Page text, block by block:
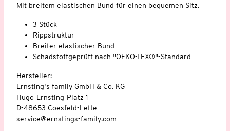
Mit breitem elastischen Bund für einen bequemen Sitz.
3 Stück
Rippstruktur
Breiter elastischer Bund
Schadstoffgeprüft nach "OEKO-TEX®"-Standard
Hersteller:
Ernsting's family GmbH & Co. KG
Hugo-Ernsting-Platz 1
D-48653 Coesfeld-Lette
service@ernstings-family.com